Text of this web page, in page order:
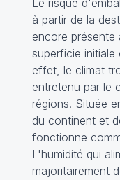
Le risque
à partir de la
encore
superficie
effet, le climat
entretenu par le
régions. Située
du continent et
fonctionne
L'humidité qui
majoritairement